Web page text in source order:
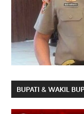
BUPATI & WAKIL